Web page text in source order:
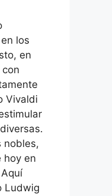
los
en
Vivaldi
nobles,
hoy en
Ludwig